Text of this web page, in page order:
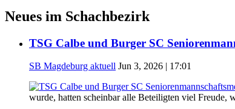
Neues im Schachbezirk
TSG Calbe und Burger SC
SB Magdeburg aktuell Jun 3, 2026 | 17:01
wurde, hatten scheinbar alle Beteiligten viel Freude,